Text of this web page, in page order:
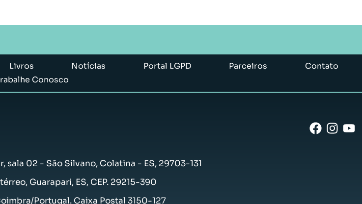
Livros Notícias Portal LGPD Parceiros
Contato
Conosco
sala 02 - São Silvano, Colatina - ES, 29703-131
Guarapari, ES, CEP. 29215-390
Portugal. Caixa Postal 3150-127